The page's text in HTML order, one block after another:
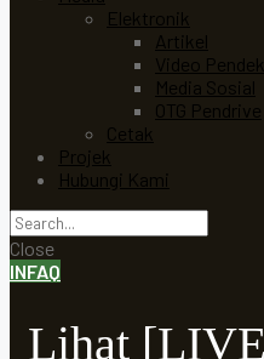
Elektronik
Artikel
Video Pendek
Media Sosial
OTG Pendrive
Cetak
Projek
Hubungi Kami
Close
INFAQ
Lihat